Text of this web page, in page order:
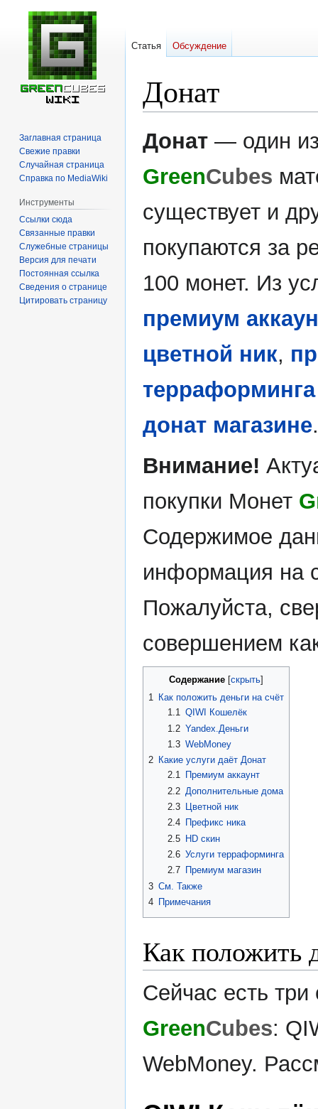
Донат
Перейти
к
Перейти
к
Донат — один
GreenCubes
существует и
покупаются за
100 монет. Из
премиум
цветной ник,
терраформинга
донат магазине.
Внимание!
покупки Монет
Содержимое
информация на
Пожалуйста,
совершением
Содержание
1 Как положить деньги на счёт
1.1 QIWI Кошелёк
1.2 Yandex.Деньги
1.3 WebMoney
2 Какие услуги даёт Донат
2.1
Премиум аккаунт
2.2 Дополнительные дома
2.3
Цветной ник
2.4
Префикс ника
2.5 HD скин
2.6 Услуги терраформинга
2.7
Премиум магазин
3 См. Также
4 Примечания
Как положить
Сейчас есть три
GreenCubes:
WebMoney.
Статья Обсуждение
Заглавная страница
Свежие правки
Случайная страница
Справка по MediaWiki
Инструменты
Ссылки сюда
Связанные правки
Служебные страницы
Версия для печати
Постоянная ссылка
Сведения о странице
Цитировать страницу